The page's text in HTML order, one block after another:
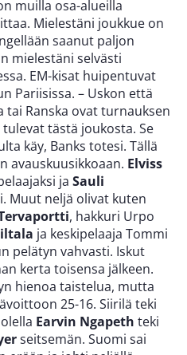
muilla osa-alueilla
Mielestäni joukkue on
saanut paljon
mielestäni selvästi
EM-kisat huipentuvat
Pariisissa. – Uskon että
tai Ranska ovat turnauksen
tästä joukosta. Se
käy, Banks totesi. Tällä
avauskuusikkoaan. Elviss
ja Sauli
Muut neljä olivat kuten
, hakkuri Urpo
ja keskipelaaja Tommi
pelätyn vahvasti. Iskut
kerta toisensa jälkeen.
hienoa taistelua, mutta
25-16. Siirilä teki
Earvin Ngapeth teki
seitsemän. Suomi sai